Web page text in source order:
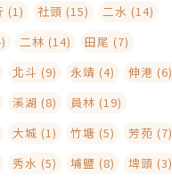
(1)
社頭 (15)
二水 (14)
二林 (14)
田尾 (7)
北斗 (9) 永靖 (4)
伸港 (6)
溪湖 (8)
員林 (19)
大城 (1) 竹塘 (5)
芳苑 (7)
秀水 (5) 埔鹽 (8)
埤頭 (3)